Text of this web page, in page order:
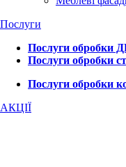
Послуги
Послуги
Послуги обробки
Послуги обробки
АКЦІЇ